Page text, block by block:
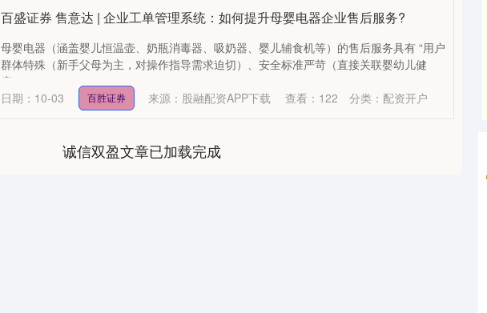
百盛证券 售意达 | 企业工单管理系统：如何提升母婴电器企业售后服务?
母婴电器（涵盖婴儿恒温壶、奶瓶消毒器、吸奶器、婴儿辅食机等）的售后服务具有 “用户
群体特殊（新手父母为主，对操作指导需求迫切）、安全标准严苛（直接关联婴幼儿健
康....
日期：10-03
百胜证券 来源：股融配资APP下载 查看： 122 分类： 配资开户
诚信双盈文章已加载完成